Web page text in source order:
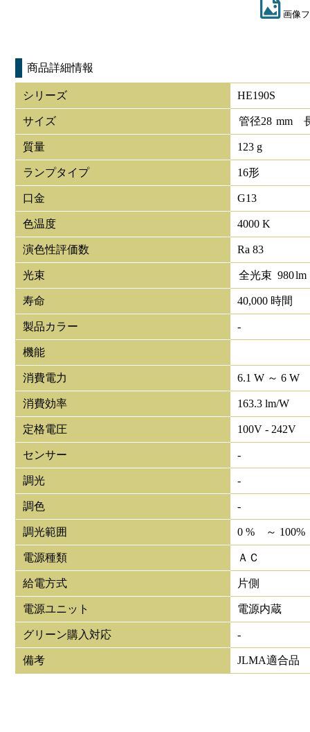
画像
商品詳細情報
シリーズ HE190S
サイズ 管径28 mm
質量 123 g
ランプタイプ 16形
口金 G13
色温度 4000 K
演色性評価数 Ra 83
光束 全光束 980lm
寿命 40,000 時間
製品カラー -
機能
消費電力 6.1 W ～ 6 W
消費効率 163.3 lm/W
定格電圧 100V - 242V
センサー -
調光 -
調色 -
調光範囲 0 % ～ 100%
電源種類 ＡＣ
給電方式 片側
電源ユニット 電源内蔵
グリーン購入対応 -
備考 JLMA適合品